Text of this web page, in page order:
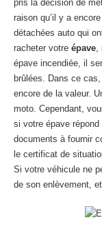
pris la décision de
raison qu’il y a
détachées auto qui
racheter votre épave,
épave incendiée, il
brûlées. Dans ce
encore de la valeur.
moto. Cependant,
si votre épave
documents à fournir
le certificat de
Si votre véhicule ne
de son enlèvement,